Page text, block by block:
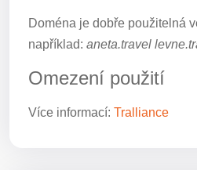
Doména je dobře použitelná
například: aneta.travel
Omezení použití
Více informací: Tralliance